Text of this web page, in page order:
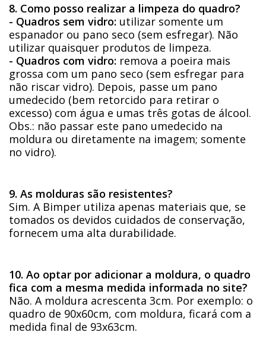
8. Como posso realizar a limpeza do quadro?
- Quadros sem vidro: utilizar somente um
espanador ou pano seco (sem esfregar). Não
utilizar quaisquer produtos de limpeza.
- Quadros com vidro: remova a poeira mais
grossa com um pano seco (sem esfregar para
não riscar vidro). Depois, passe um pano
umedecido (bem retorcido para retirar o
excesso) com água e umas três gotas de álcool.
Obs.: não passar este pano umedecido na
moldura ou diretamente na imagem; somente
no vidro).
9. As molduras são resistentes?
Sim. A Bimper utiliza apenas materiais que, se
tomados os devidos cuidados de conservação,
fornecem uma alta durabilidade.
10. Ao optar por adicionar a moldura, o quadro
fica com a mesma medida informada no site?
Não. A moldura acrescenta 3cm. Por exemplo: o
quadro de 90x60cm, com moldura, ficará com a
medida final de 93x63cm.